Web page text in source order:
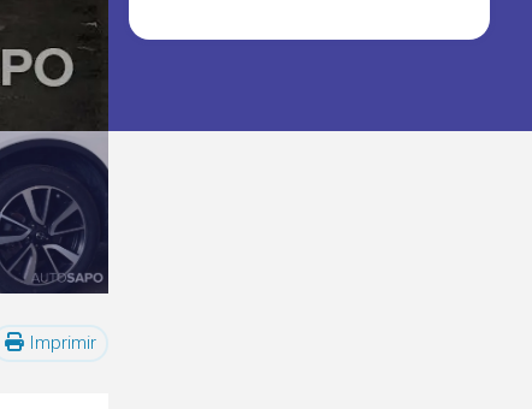
Imprimir